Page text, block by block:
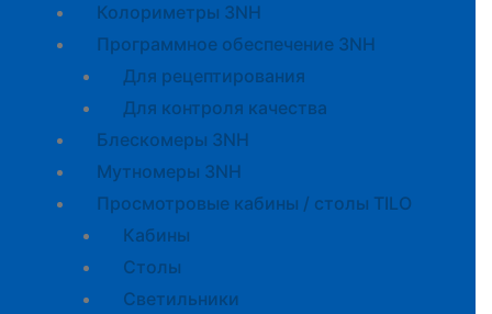
Колориметры 3NH
Программное обеспечение 3NH
Для рецептирования
Для контроля качества
Блескомеры 3NH
Мутномеры 3NH
Просмотровые кабины / столы TILO
Кабины
Cтолы
Светильники